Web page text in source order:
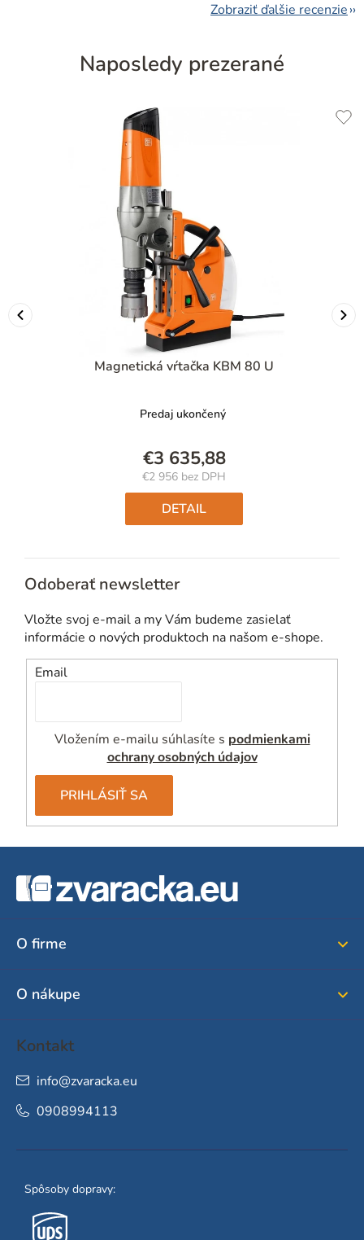
Zobraziť ďalšie recenzie
Naposledy prezerané
Magnetická vŕtačka KBM 80 U
Predaj ukončený
€3 635,88
€2 956 bez DPH
Jednotková
cena:
DETAIL
Odoberať newsletter
Vložte svoj e-mail a my Vám budeme zasielať
informácie o nových produktoch na našom e-shope.
Email
Vložením e-mailu súhlasíte s podmienkami
ochrany osobných údajov
PRIHLÁSIŤ SA
O firme
O nákupe
Kontakt
info@zvaracka.eu
0908994113
Spôsoby dopravy: